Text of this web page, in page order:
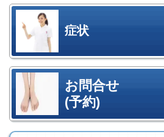
症状
お問合せ
(予約)